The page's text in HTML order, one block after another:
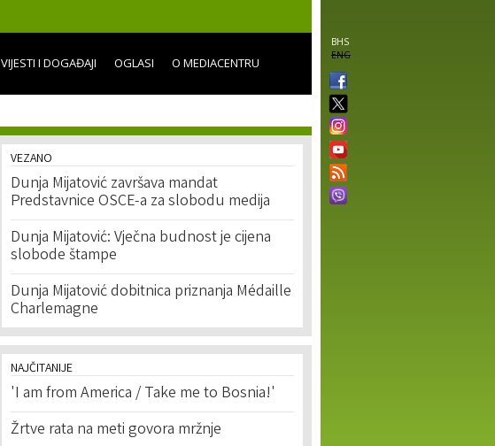
BHS
ENG
VIJESTI I DOGAĐAJI OGLASI O MEDIACENTRU
VEZANO
Dunja Mijatović završava mandat
Predstavnice OSCE-a za slobodu medija
Dunja Mijatović: Vječna budnost je cijena
slobode štampe
Dunja Mijatović dobitnica priznanja Médaille
Charlemagne
NAJČITANIJE
'I am from America / Take me to Bosnia!'
Žrtve rata na meti govora mržnje